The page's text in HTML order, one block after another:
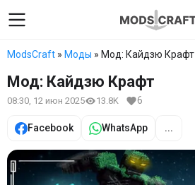
ModsCraft » Моды » Мод: Кайдзю Крафт
Мод: Кайдзю Крафт
08:30, 12 июн 2025 13.8K 6
Facebook WhatsApp ...